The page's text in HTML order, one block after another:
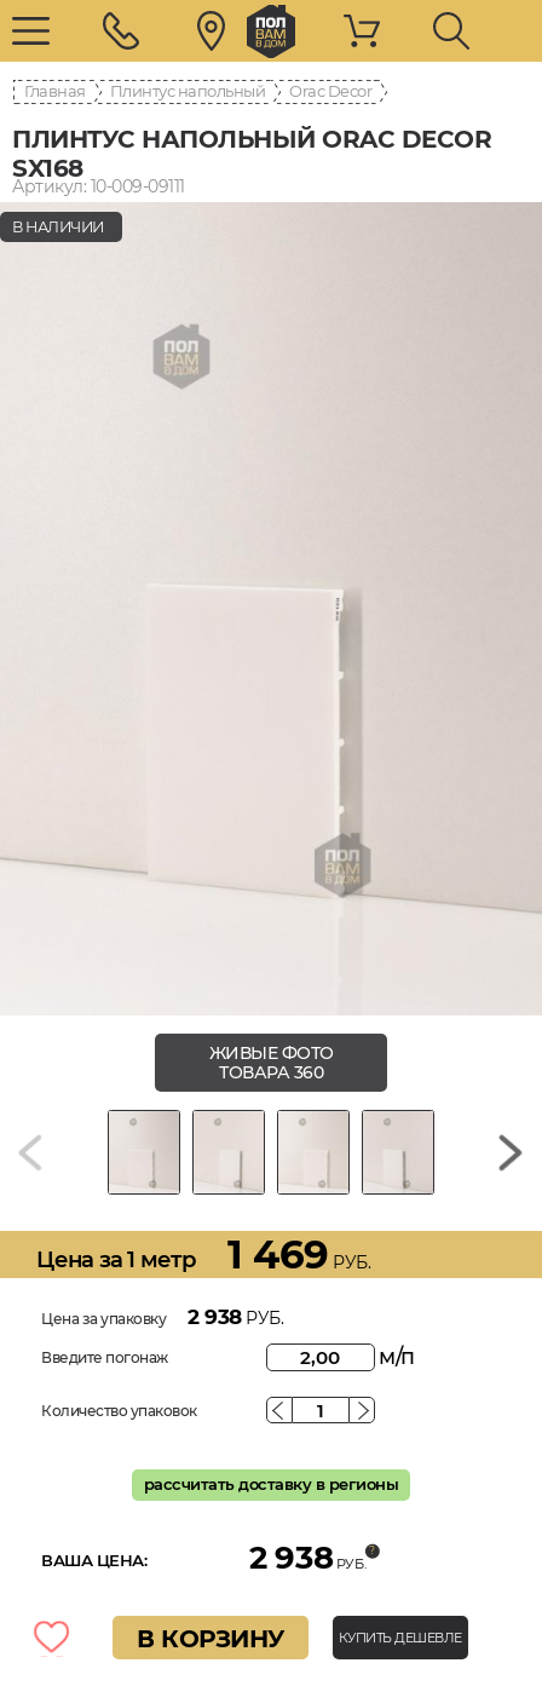
Главная Плинтус напольный Orac Decor
ПЛИНТУС НАПОЛЬНЫЙ ORAC DECOR
SX168
Артикул: 10-009-09111
В НАЛИЧИИ
ЖИВЫЕ ФОТО
ТОВАРА 360
Цена за 1 метр 1 469 РУБ.
Цена за упаковку 2 938РУБ.
Введите погонаж м/п
Количество упаковок
рассчитать доставку в регионы
ВАША ЦЕНА: 2 938 РУБ.
В КОРЗИНУ КУПИТЬ ДЕШЕВЛЕ